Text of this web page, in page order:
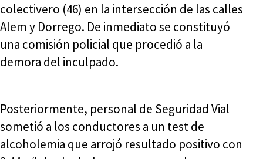
colectivero (46) en la intersección de las calles
Alem y Dorrego. De inmediato se constituyó
una comisión policial que procedió a la
demora del inculpado.
Posteriormente, personal de Seguridad Vial
sometió a los conductores a un test de
alcoholemia que arrojó resultado positivo con